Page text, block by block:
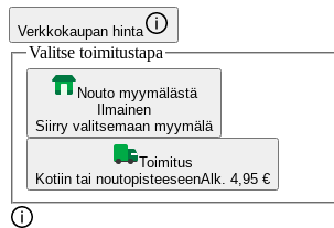
Verkkokaupan hinta
Valitse toimitustapa
Nouto myymälästä
Ilmainen
Siirry valitsemaan myymälä
Toimitus
Kotiin tai noutopisteeseenAlk. 4,95 €